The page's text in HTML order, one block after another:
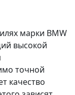
марки BMW
высокой
точной
качество